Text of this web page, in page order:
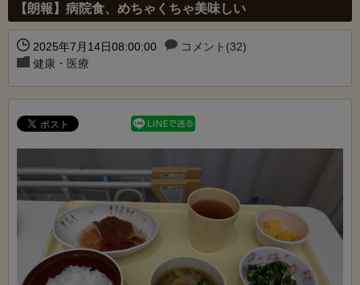
【朗報】病院食、めちゃくちゃ美味しい
2025年7月14日08:00:00
コメント(32)
健康・医療